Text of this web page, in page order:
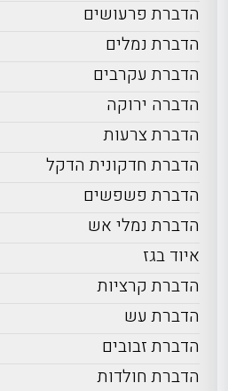
הדברת פרעושים
הדברת נמלים
הדברת עקרבים
הדברה ירוקה
הדברת צרעות
הדברת חדקונית הדקל
הדברת פשפשים
הדברת נמלי אש
איוד בגז
הדברת קרציות
הדברת עש
הדברת זבובים
הדברת חולדות